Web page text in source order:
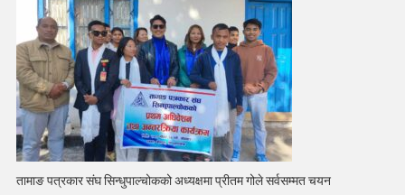
तामाङ पत्रकार संघ सिन्धुपाल्चोकको अध्यक्षमा प्रीतम गोले सर्वसम्मत चयन